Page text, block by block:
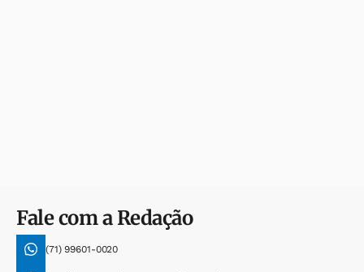
Fale com a Redação
(71) 99601-0020